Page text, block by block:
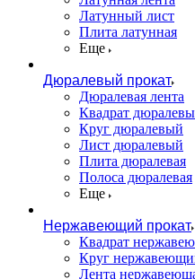
Латунный лист
Плита латунная
Еще
Дюралевый прокат
Дюралевая лента
Квадрат
Круг дюралевый
Лист дюралевый
Плита дюралевая
Полоса дюралевая
Еще
Нержавеющий прокат
Квадрат
Круг
Лента